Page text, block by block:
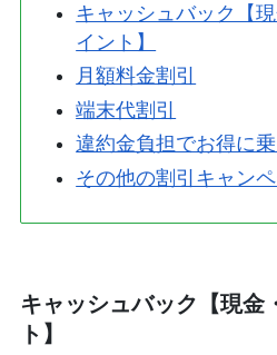
キャッシュバック【
イント】
月額料金割引
端末代割引
違約金負担でお得に乗
その他の割引キャン
キャッシュバック【現金
ト】